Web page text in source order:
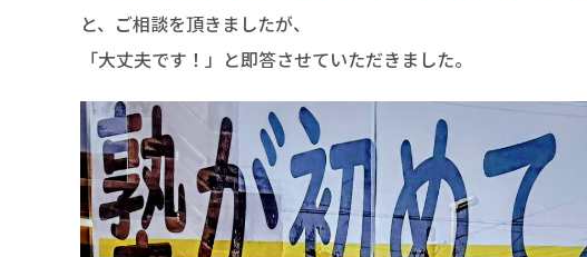
と、ご相談を頂きましたが、
「大丈夫です！」と即答させていただきました。